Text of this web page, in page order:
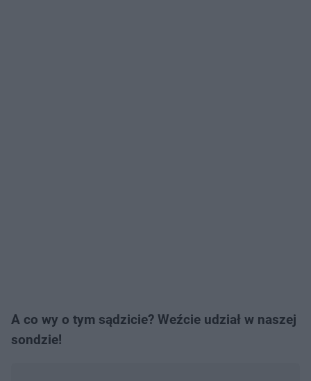
A co wy o tym sądzicie? Weźcie udział w naszej
sondzie!